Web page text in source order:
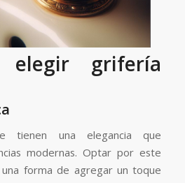
elegir grifería
tienen una elegancia que
modernas. Optar por este
forma de agregar un toque